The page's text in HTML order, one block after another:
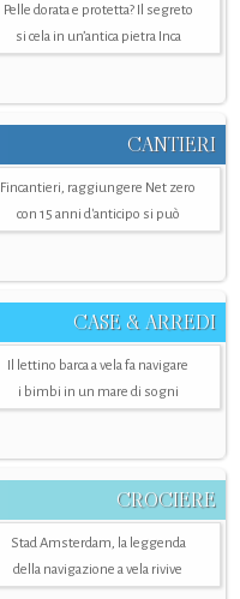
Pelle dorata e protetta? Il segreto
si cela in un’antica pietra Inca
CANTIERI
Fincantieri, raggiungere Net zero
con 15 anni d'anticipo si può
CASE & ARREDI
Il lettino barca a vela fa navigare
i bimbi in un mare di sogni
CROCIERE
Stad Amsterdam, la leggenda
della navigazione a vela rivive